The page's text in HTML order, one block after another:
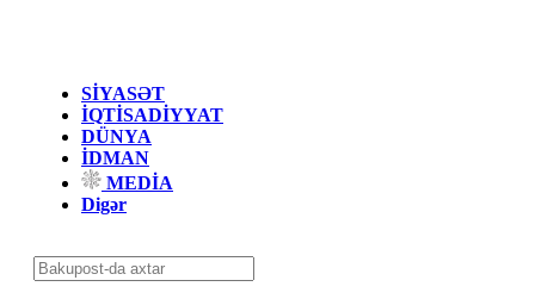
SİYASƏT
İQTİSADİYYAT
DÜNYA
İDMAN
MEDİA
Digər